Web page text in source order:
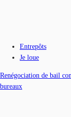
Entrepôts
Je loue
Renégociation de bail
bureaux